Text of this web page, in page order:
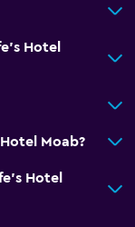
Hotel
Moab?
Hotel